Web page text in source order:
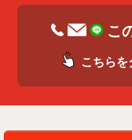
こ
こちらを